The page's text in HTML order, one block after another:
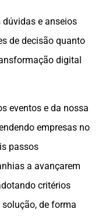
dúvidas e anseios
de decisão quanto
digital
eventos e da nossa
empresas no
passos
a avançarem
critérios
de forma